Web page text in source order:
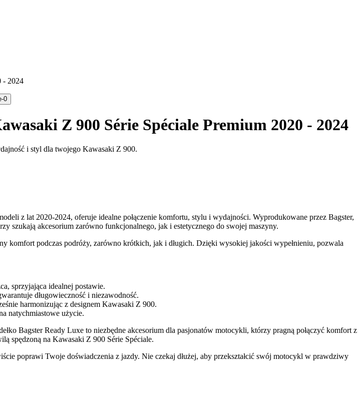
- 2024
Z 900 Série Spéciale Premium 2020 - 2024
i styl dla twojego Kawasaki Z 900.
z lat 2020-2024, oferuje idealne połączenie komfortu, stylu i wydajności. Wyprodukowane przez Bagster,
szukają akcesorium zarówno funkcjonalnego, jak i estetycznego do swojej maszyny.
komfort podczas podróży, zarówno krótkich, jak i długich. Dzięki wysokiej jakości wypełnieniu, pozwala
sprzyjająca idealnej postawie.
długowieczność i niezawodność.
harmonizując z designem Kawasaki Z 900.
natychmiastowe użycie.
Bagster Ready Luxe to niezbędne akcesorium dla pasjonatów motocykli, którzy pragną połączyć komfort z
spędzoną na Kawasaki Z 900 Série Spéciale.
poprawi Twoje doświadczenia z jazdy. Nie czekaj dłużej, aby przekształcić swój motocykl w prawdziwy